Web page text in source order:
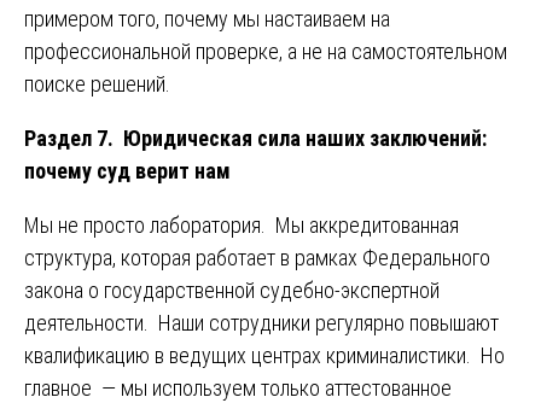
примером того, почему мы настаиваем на
профессиональной проверке, а не на самостоятельном
поиске решений.
Раздел 7. Юридическая сила наших заключений:
почему суд верит нам
Мы не просто лаборатория. Мы аккредитованная
структура, которая работает в рамках Федерального
закона о государственной судебно-экспертной
деятельности. Наши сотрудники регулярно повышают
квалификацию в ведущих центрах криминалистики. Но
главное — мы используем только аттестованное